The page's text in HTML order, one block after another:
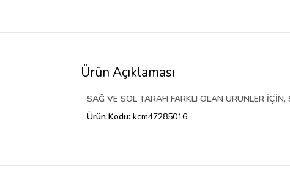
Ürün Açıklaması
SAĞ VE SOL TARAFI FARKLI OLAN ÜRÜNLER
Ürün Kodu: kcm47285016